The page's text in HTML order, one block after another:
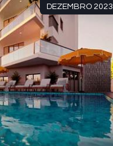
DEZEMBRO 2023